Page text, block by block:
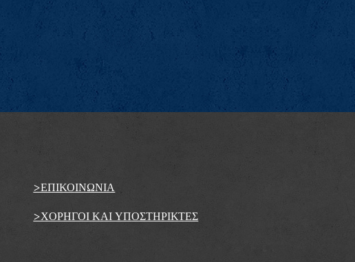
>ΕΠΙΚΟΙΝΩΝΙΑ
>ΧΟΡΗΓΟΙ ΚΑΙ ΥΠΟΣΤΗΡΙΚΤΕΣ